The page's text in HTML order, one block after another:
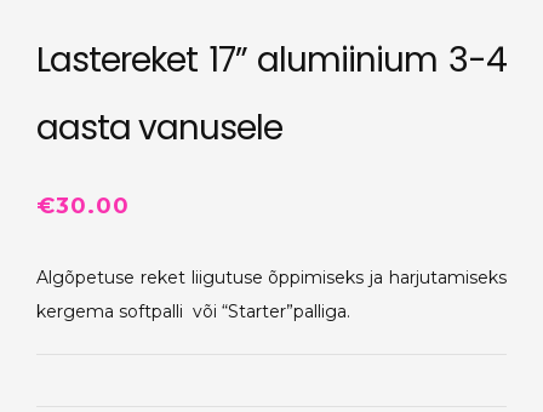
Lastereket 17” alumiinium 3-4
aasta vanusele
€30.00
Algõpetuse reket liigutuse õppimiseks ja harjutamiseks
kergema softpalli või “Starter”palliga.